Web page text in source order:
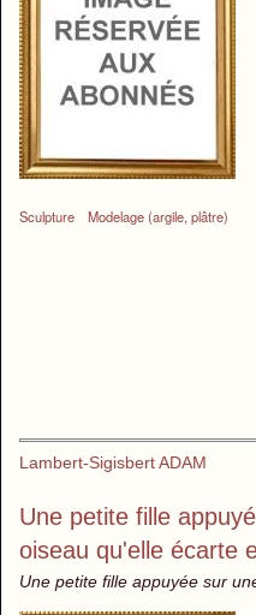
Sculpture Modelage (argile, plâtre)
Lambert-Sigisbert ADAM
Une petite fille
oiseau qu'elle écarte
Une petite fille appuyée sur